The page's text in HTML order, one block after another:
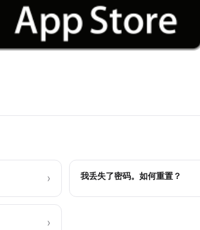
› 我丢失了密码。如何重置？
›